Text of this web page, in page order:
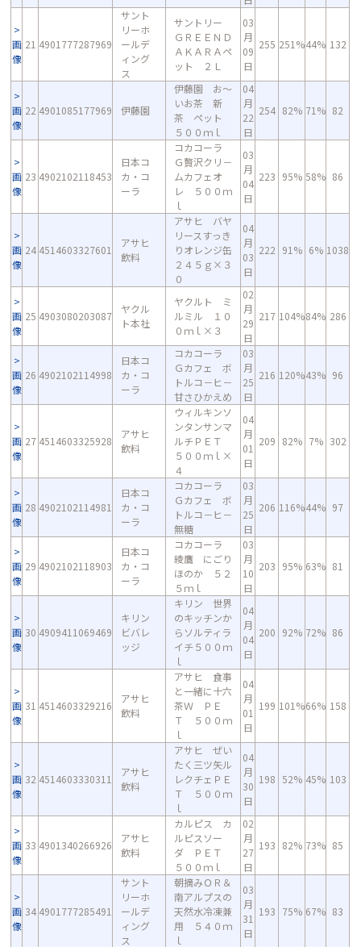
画
像
21 4901777287969
サント
リーホ
ールデ
ィング
ス
サントリー
ＧＲＥＥＮＤ
ＡＫＡＲＡペ
ット ２Ｌ
03
月
09
日
255 251%44% 132
画
像
22 4901085177969 伊藤園
伊藤園 お～
いお茶 新
茶 ペット
５００ｍｌ
04
月
22
日
254 82% 71% 82
画
像
23 4902102118453
日本コ
カ・コ
ーラ
コカコーラ
Ｇ贅沢クリ－
ムカフェオ
レ ５００ｍ
ｌ
03
月
04
日
223 95% 58% 86
画
像
24 4514603327601
アサヒ
飲料
アサヒ バヤ
リースすっき
りオレンジ缶
２４５ｇ×３
０
04
月
03
日
222 91% 6% 1038
画
像
25 4903080203087
ヤクル
ト本社
ヤクルト ミ
ルミル １０
０ｍｌ×３
02
月
29
日
217 104%84% 286
画
像
26 4902102114998
日本コ
カ・コ
ーラ
コカコーラ
Ｇカフェ ボ
トルコ－ヒ－
甘さひかえめ
03
月
25
日
216 120%43% 96
画
像
27 4514603325928
アサヒ
飲料
ウィルキンソ
ンタンサンマ
ルチＰＥＴ
５００ｍｌ×
４
04
月
01
日
209 82% 7% 302
画
像
28 4902102114981
日本コ
カ・コ
ーラ
コカコーラ
Ｇカフェ ボ
トルコ－ヒ－
無糖
03
月
25
日
206 116%44% 97
画
像
29 4902102118903
日本コ
カ・コ
ーラ
コカコーラ
綾鷹 にごり
ほのか ５２
５ｍｌ
03
月
10
日
203 95% 63% 81
画
像
30 4909411069469
キリン
ビバレ
ッジ
キリン 世界
のキッチンか
らソルティラ
イチ５００ｍ
ｌ
04
月
04
日
200 92% 72% 86
画
像
31 4514603329216
アサヒ
飲料
アサヒ 食事
と一緒に十六
茶Ｗ ＰＥ
Ｔ ５００ｍ
ｌ
04
月
01
日
199 101%66% 158
画
像
32 4514603330311
アサヒ
飲料
アサヒ ぜい
たく三ツ矢ル
レクチェＰＥ
Ｔ ５００ｍ
ｌ
04
月
30
日
198 52% 45% 103
画
像
33 4901340266926
アサヒ
飲料
カルピス カ
ルピスソー
ダ ＰＥＴ
５００ｍｌ
02
月
27
日
193 82% 73% 85
画
像
34 4901777285491
サント
リーホ
ールデ
ィング
ス
朝摘みＯＲ＆
南アルプスの
天然水冷凍兼
用 ５４０ｍ
ｌ
03
月
31
日
193 75% 67% 83